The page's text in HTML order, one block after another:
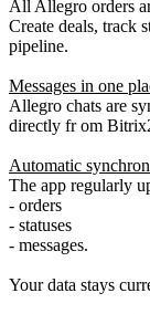
All Allegro orders
Create deals, track
pipeline.
Messages in one
Allegro chats are
directly fr om
Automatic
The app regularly
- orders
- statuses
- messages.
Your data stays